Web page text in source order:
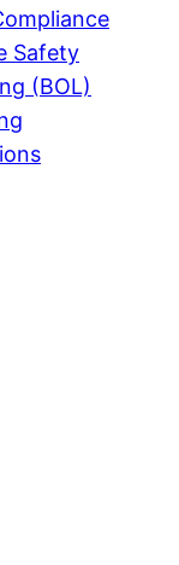
Safety
(BOL)